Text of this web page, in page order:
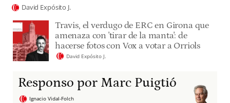
David Expósito J.
Travis, el verdugo de ERC en Girona que
amenaza con 'tirar de la manta': de
hacerse fotos con Vox a votar a Orriols
David Expósito J.
Responso por Marc Puigtió
Ignacio Vidal-Folch